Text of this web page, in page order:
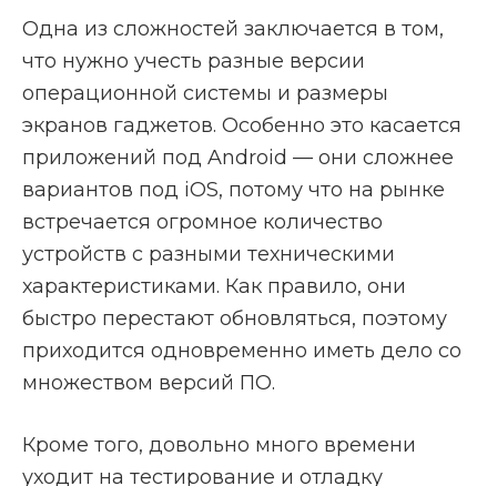
Одна из сложностей заключается в том,
что нужно учесть разные версии
операционной системы и размеры
экранов гаджетов. Особенно это касается
приложений под Android — они сложнее
вариантов под iOS, потому что на рынке
встречается огромное количество
устройств с разными техническими
характеристиками. Как правило, они
быстро перестают обновляться, поэтому
приходится одновременно иметь дело со
множеством версий ПО.
Кроме того, довольно много времени
уходит на тестирование и отладку